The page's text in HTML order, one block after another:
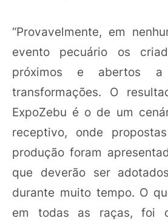
“Provavelmente, em
evento pecuário os
próximos e abertos a
transformações. O
ExpoZebu é o de um
receptivo, onde
produção foram
que deverão ser
durante muito tempo. O
em todas as raças, foi